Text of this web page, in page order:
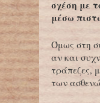
σχέση με
μέσω
Όμως στη
αν και
τράπεζες,
των